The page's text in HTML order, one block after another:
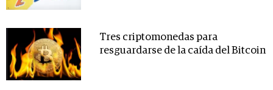
Tres criptomonedas para
resguardarse de la caída del Bitcoin